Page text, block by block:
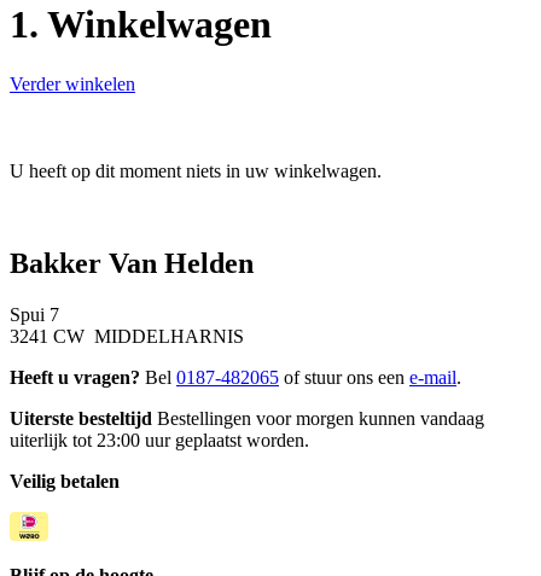
1. Winkelwagen
Verder winkelen
U heeft op dit moment niets in uw winkelwagen.
Bakker Van Helden
Spui 7
3241 CW MIDDELHARNIS
Heeft u vragen? Bel 0187-482065 of stuur ons een e-mail.
Uiterste besteltijd Bestellingen voor morgen kunnen vandaag
uiterlijk tot 23:00 uur geplaatst worden.
Veilig betalen